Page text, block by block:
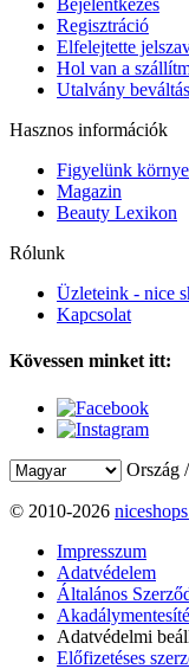
Bejelentkezés
Regisztráció
Elfelejtette
Hol van a
Utalvány
Hasznos információk
Figyelünk
Magazin
Beauty Lexikon
Rólunk
Üzleteink - nice
Kapcsolat
Kövessen minket itt:
Ország
© 2010-2026
Impresszum
Adatvédelem
Általános
Adatvédelmi
Előfizetéses